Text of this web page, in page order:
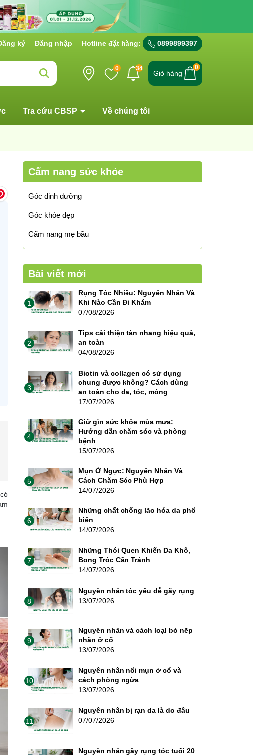
ký Đăng nhập Hotline đặt hàng: 0899899397
0 34
Giỏ hàng
0
Tra cứu CBSP Về chúng tôi
Cẩm nang sức khỏe
Góc dinh dưỡng
Góc khỏe đẹp
Cẩm nang mẹ bầu
Bài viết mới
1
Rụng Tóc Nhiều: Nguyên Nhân Và
Khi Nào Cần Đi Khám
07/08/2026
2
Tips cải thiện tàn nhang hiệu quả,
an toàn
04/08/2026
3
Biotin và collagen có sử dụng
chung được không? Cách dùng
an toàn cho da, tóc, móng
17/07/2026
4
Giữ gìn sức khỏe mùa mưa:
Hướng dẫn chăm sóc và phòng
bệnh
15/07/2026
5
Mụn Ở Ngực: Nguyên Nhân Và
Cách Chăm Sóc Phù Hợp
14/07/2026
6
Những chất chống lão hóa da phổ
biến
14/07/2026
7
Những Thói Quen Khiến Da Khô,
Bong Tróc Cần Tránh
14/07/2026
8
Nguyên nhân tóc yếu dễ gãy rụng
13/07/2026
9
Nguyên nhân và cách loại bỏ nếp
nhăn ở cổ
13/07/2026
10
Nguyên nhân nổi mụn ở cổ và
cách phòng ngừa
13/07/2026
11
Nguyên nhân bị rạn da là do đâu
07/07/2026
Nguyên nhân gây rụng tóc tuổi 20